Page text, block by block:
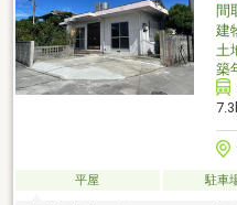
間
建
土
築
平屋 駐車